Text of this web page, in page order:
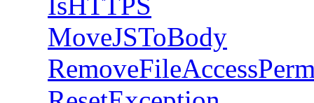
MoveJSToBody